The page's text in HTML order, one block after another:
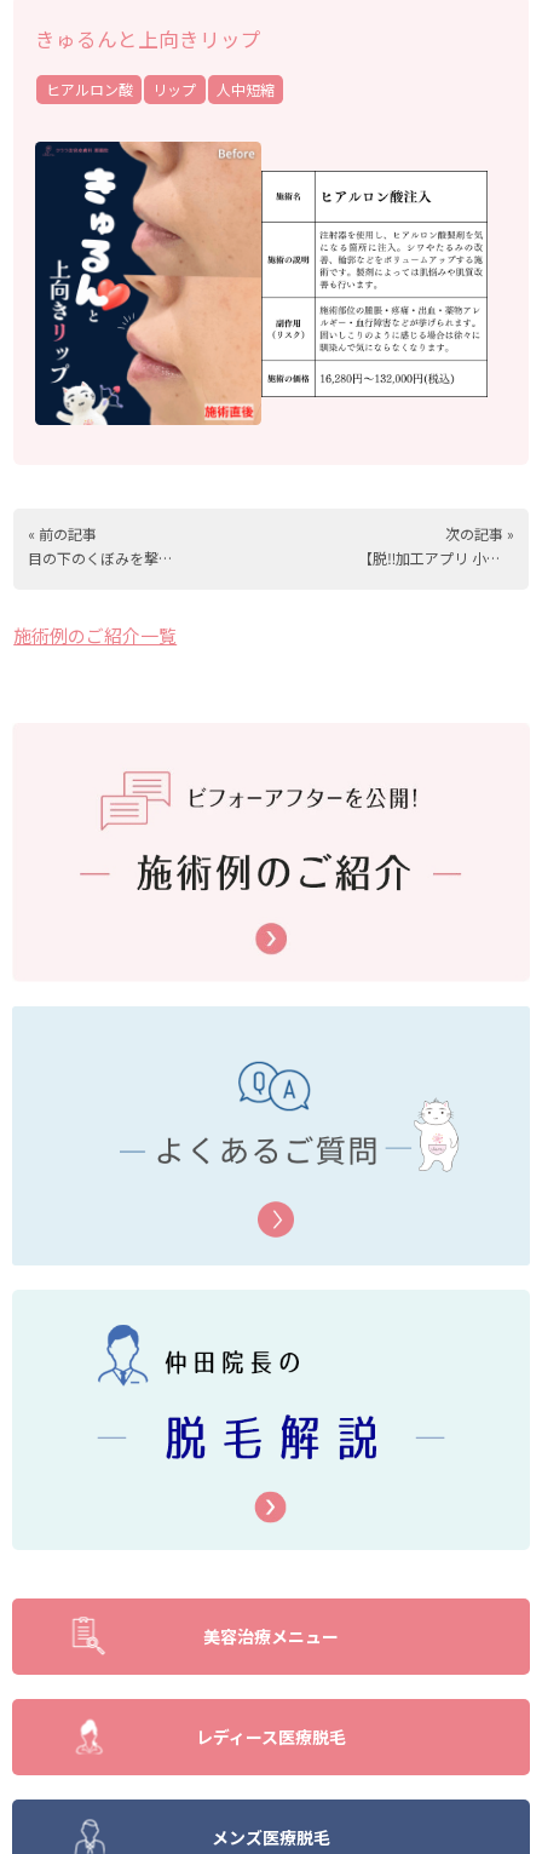
きゅるんと上向きリップ
ヒアルロン酸 リップ 人中短縮
« 前の記事
目の下のくぼみを撃退！ヒアルロン酸注入
次の記事 »
【脱‼︎加工アプリ 小顔美人へ】ハイフ＋エラボトックス(20代)
施術例のご紹介一覧
美容治療メニュー
レディース医療脱毛
メンズ医療脱毛